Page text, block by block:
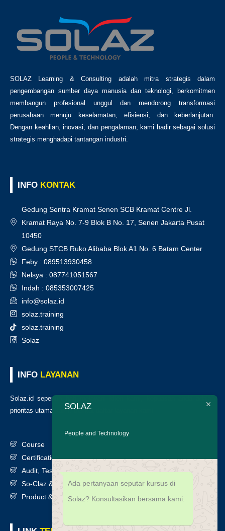
SOLAZ Learning & Consulting adalah mitra strategis dalam
pengembangan sumber daya manusia dan teknologi, berkomitmen
membangun profesional unggul dan mendorong transformasi
perusahaan menuju keselamatan, efisiensi, dan keberlanjutan.
Dengan keahlian, inovasi, dan pengalaman, kami hadir sebagai solusi
strategis menghadapi tantangan industri.
INFO KONTAK
Gedung Sentra Kramat Senen SCB Kramat Centre Jl.
Kramat Raya No. 7-9 Blok B No. 17, Senen Jakarta Pusat
10450
Gedung STCB Ruko Alibaba Blok A1 No. 6 Batam Center
Feby : 089513930458
Nelsya : 087741051567
Indah : 085353007425
info@solaz.id
solaz.training
solaz.training
Solaz
INFO LAYANAN
Solaz.id sepenuh hati melayani klien kami, kepuasan anda adalah
prioritas utama kami. Berikut daftar layanan kami
Course
Certification
Audit, Testing, Consultancy & Assessment
So-Claz & Smart Benchmark
Product & Services
SOLAZ
People and Technology
Ada pertanyaan seputar kursus di
Solaz? Konsultasikan bersama kami.